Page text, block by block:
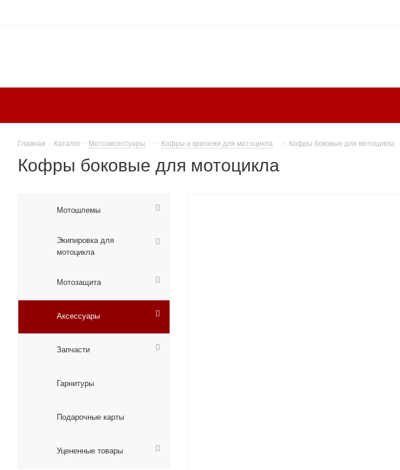
Главная - Каталог - Мотоаксессуары - Кофры и крепежи для мотоцикла - Кофры боковые для мотоцикла
Кофры боковые для мотоцикла
Мотошлемы
Экипировка для
мотоцикла
Мотозащита
Аксессуары
Запчасти
Гарнитуры
Подарочные карты
Уцененные товары